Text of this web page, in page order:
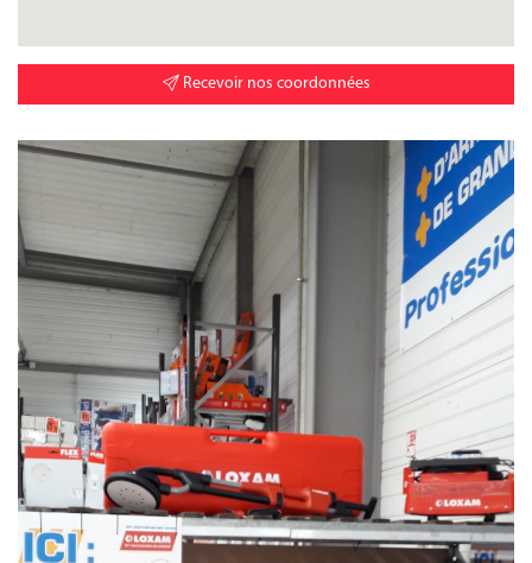
Recevoir nos coordonnées